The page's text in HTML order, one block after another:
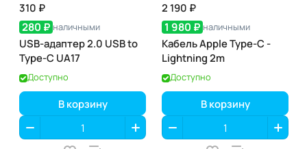
310 ₽
280 ₽ наличными
USB-адаптер 2.0 USB to
Type-C UA17
Доступно
В корзину
2 190 ₽
1 980 ₽ наличными
Кабель Apple Type-C -
Lightning 2m
Доступно
В корзину